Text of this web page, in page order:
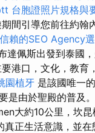
台胞證照片規格與
間引導您前往約
賴的SEO Agency
達佩斯出發到泰國
港口，文化，教育
園植牙 是該國唯一
是由於聖殿的普及
大約10公里，坎昆
真正生活意識，並在